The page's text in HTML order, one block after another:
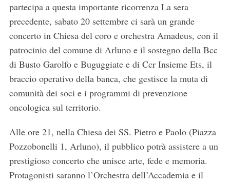
partecipa a questa importante ricorrenza La sera
precedente, sabato 20 settembre ci sarà un grande
concerto in Chiesa del coro e orchestra Amadeus, con il
patrocinio del comune di Arluno e il sostegno della Bcc
di Busto Garolfo e Buguggiate e di Ccr Insieme Ets, il
braccio operativo della banca, che gestisce la muta di
comunità dei soci e i programmi di prevenzione
oncologica sul territorio.
Alle ore 21, nella Chiesa dei SS. Pietro e Paolo (Piazza
Pozzobonelli 1, Arluno), il pubblico potrà assistere a un
prestigioso concerto che unisce arte, fede e memoria.
Protagonisti saranno l’Orchestra dell’Accademia e il